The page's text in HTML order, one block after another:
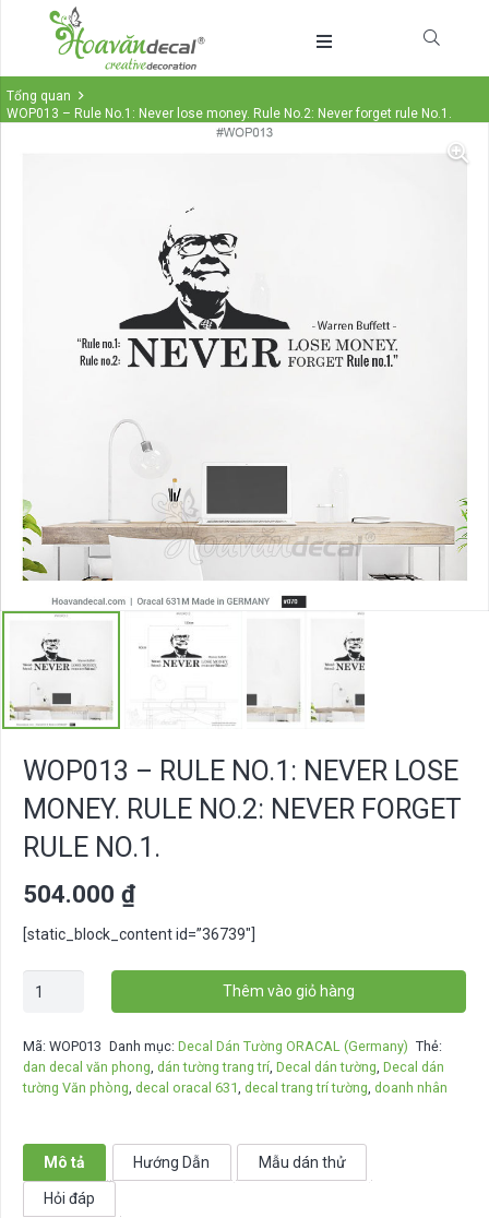
Tổng quan
WOP013 – Rule No.1: Never lose money. Rule No.2: Never forget rule No.1.
WOP013 – RULE NO.1: NEVER LOSE
MONEY. RULE NO.2: NEVER FORGET
RULE NO.1.
504.000 ₫
[static_block_content id=”36739″]
No.1:
Never
Rule
No.2:
Never
Thêm vào giỏ hàng
Mã: WOP013 Danh mục:Decal Dán Tường ORACAL (Germany) Thẻ:
dan decal văn phong, dán tường trang trí, Decal dán tường, Decal dán
tường Văn phòng, decal oracal 631, decal trang trí tường, doanh nhân
Mô tả Hướng Dẫn Mẫu dán thử
Hỏi đáp